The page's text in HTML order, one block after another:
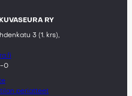
RY
3 (1. krs),
0
tilan periatteet